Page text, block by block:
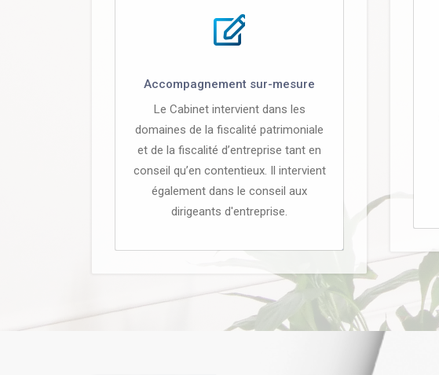
Accompagnement sur-mesure
Le Cabinet intervient dans les
domaines de la fiscalité patrimoniale
et de la fiscalité d’entreprise tant en
conseil qu’en contentieux. Il intervient
également dans le conseil aux
dirigeants d'entreprise.